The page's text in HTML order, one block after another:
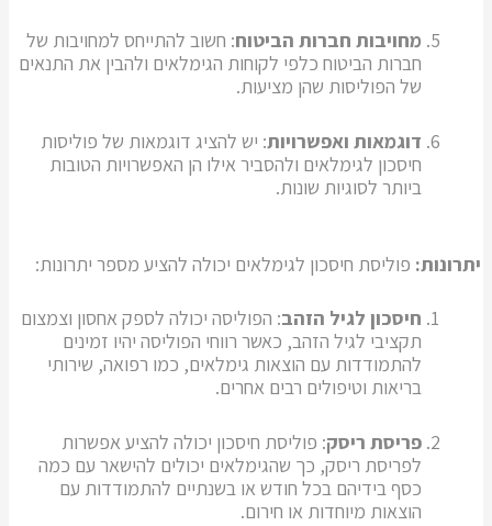
מחויבות חברות הביטוח: חשוב להתייחס למחויבות של
חברות הביטוח כלפי לקוחות הגימלאים ולהבין את התנאים
של הפוליסות שהן מציעות.
דוגמאות ואפשרויות: יש להציג דוגמאות של פוליסות
חיסכון לגימלאים ולהסביר אילו הן האפשרויות הטובות
ביותר לסוגיות שונות.
יתרונות: פוליסת חיסכון לגימלאים יכולה להציע מספר יתרונות:
חיסכון לגיל הזהב: הפוליסה יכולה לספק אחסון וצמצום
תקציבי לגיל הזהב, כאשר רווחי הפוליסה יהיו זמינים
להתמודדות עם הוצאות גימלאים, כמו רפואה, שירותי
בריאות וטיפולים רבים אחרים.
פריסת ריסק: פוליסת חיסכון יכולה להציע אפשרות
לפריסת ריסק, כך שהגימלאים יכולים להישאר עם כמה
כסף בידיהם בכל חודש או בשנתיים להתמודדות עם
הוצאות מיוחדות או חירום.